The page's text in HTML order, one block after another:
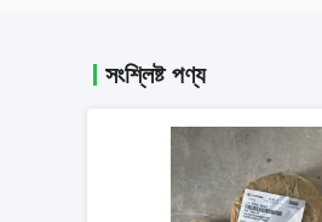
সংশ্লিষ্ট পণ্য